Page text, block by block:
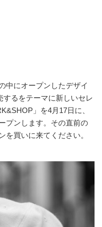
中にオープンしたデザイ
るをテーマに新しいセレ
」を4月17日に、
プンします。その直前の
を買いに来てください。